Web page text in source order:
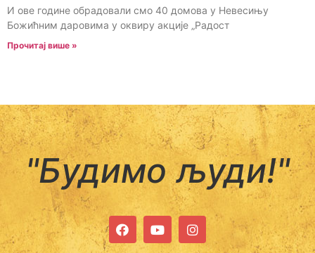
И ове године обрадовали смо 40 домова у Невесињу
Божићним даровима у оквиру акције „Радост
Прочитај више »
"Будимо људи!"